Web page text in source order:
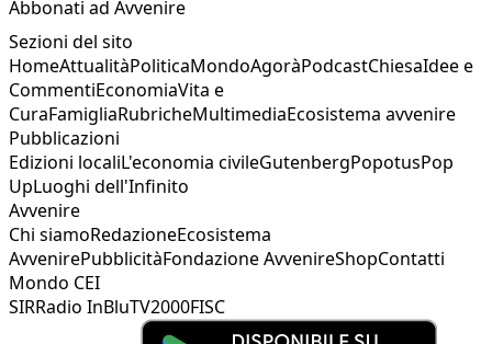
Abbonati ad Avvenire
Sezioni del sito
HomeAttualitàPoliticaMondoAgoràPodcastChiesaIdee e
CommentiEconomiaVita e
CuraFamigliaRubricheMultimediaEcosistema avvenire
Pubblicazioni
Edizioni localiL'economia civileGutenbergPopotusPop
UpLuoghi dell'Infinito
Avvenire
Chi siamoRedazioneEcosistema
AvvenirePubblicitàFondazione AvvenireShopContatti
Mondo CEI
SIRRadio InBluTV2000FISC